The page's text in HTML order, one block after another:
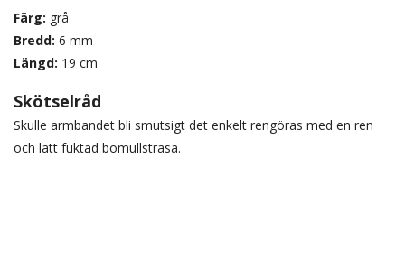
Färg: grå
Bredd: 6 mm
Längd: 19 cm
Skötselråd
Skulle armbandet bli smutsigt det enkelt rengöras med en ren
och lätt fuktad bomullstrasa.